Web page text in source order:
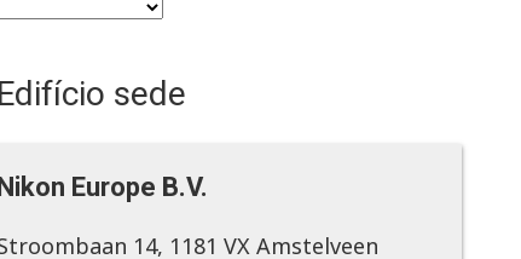
Edifício sede
Europe B.V.
14, 1181 VX Amstelveen